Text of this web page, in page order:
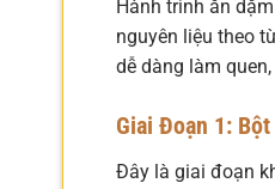
Hành trình ăn
nguyên liệu theo
dễ dàng làm
Giai Đoạn 1:
Đây là giai đoạn